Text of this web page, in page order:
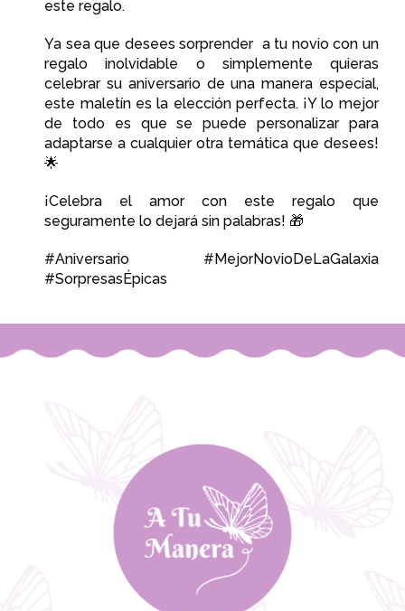
este regalo.
Ya sea que desees sorprender a tu novio con un
regalo inolvidable o simplemente quieras
celebrar su aniversario de una manera especial,
este maletín es la elección perfecta. ¡Y lo mejor
de todo es que se puede personalizar para
adaptarse a cualquier otra temática que desees!
🌟
¡Celebra el amor con este regalo que
seguramente lo dejará sin palabras! 🎁
#Aniversario #MejorNovioDeLaGalaxia
#SorpresasÉpicas